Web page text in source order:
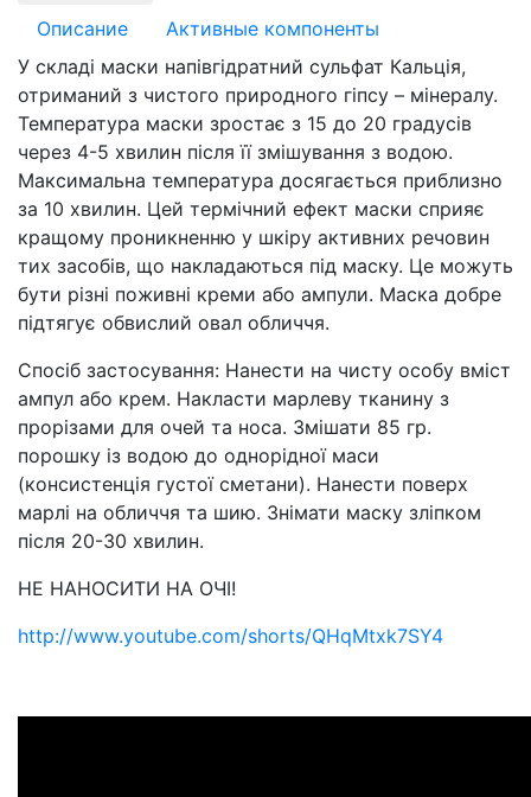
Описание
Активные компоненты
У складі маски напівгідратний сульфат Кальція,
отриманий з чистого природного гіпсу – мінералу.
Температура маски зростає з 15 до 20 градусів
через 4-5 хвилин після її змішування з водою.
Максимальна температура досягається приблизно
за 10 хвилин. Цей термічний ефект маски сприяє
кращому проникненню у шкіру активних речовин
тих засобів, що накладаються під маску. Це можуть
бути різні поживні креми або ампули. Маска добре
підтягує обвислий овал обличчя.
Спосіб застосування: Нанести на чисту особу вміст
ампул або крем. Накласти марлеву тканину з
прорізами для очей та носа. Змішати 85 гр.
порошку із водою до однорідної маси
(консистенція густої сметани). Нанести поверх
марлі на обличчя та шию. Знімати маску зліпком
після 20-30 хвилин.
НЕ НАНОСИТИ НА ОЧІ!
http://www.youtube.com/shorts/QHqMtxk7SY4